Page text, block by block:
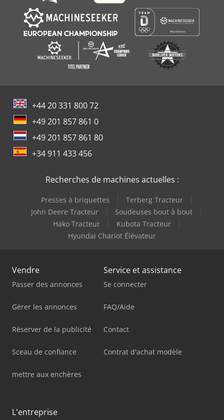
+44 20 331 800 72
+49 201 857 861 0
+49 201 857 861 80
+34 911 433 456
Recherches de machines actuelles :
Presses à briquettes
Terberg Tracteur
John Deere Tracteur
Soudeuses bout à bout
Hako Tracteur
Kubota Tracteur
Hyundai Chariot Élévateur
Vendre
Passer des annonces
Gérer les annonces
Réserver de la publicité
Sceau de confiance
mettre aux enchères
Service et assistance
Se connecter
FAQ/Aide
Contact
Contrat d'achat modèle
L'entreprise